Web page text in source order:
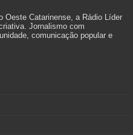
Oeste Catarinense, a Rádio Líder
Jornalismo com
comunicação popular e